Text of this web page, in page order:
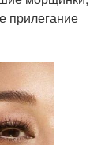
прилегание